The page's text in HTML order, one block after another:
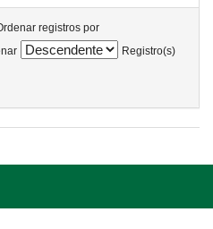
registros por
Registro(s)